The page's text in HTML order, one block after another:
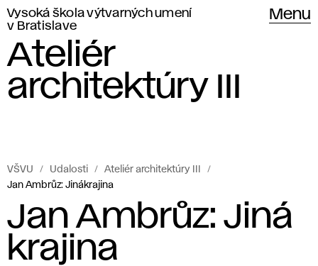
Vysoká škola výtvarných umení
v Bratislave
Menu
Ateliér
architektúry III
VŠVU Udalosti
Ateliér architektúry III
Jan Ambrůz: Jinákrajina
Jan Ambrůz: Jiná
krajina